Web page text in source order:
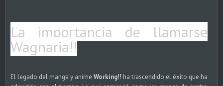
La importancia de llamarse
Wagnaria!!
El legado del manga y anime Working!! ha trascendido el éxito que ha